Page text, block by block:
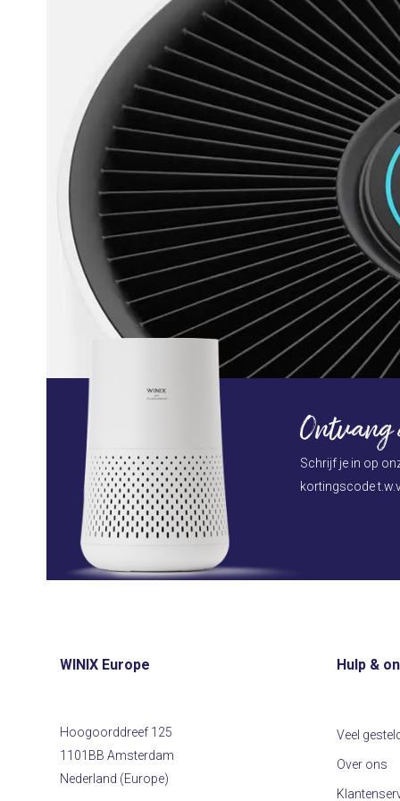
Wat is
Schrijf je in op
kortingscode
WINIX Europe
Hoogoorddreef 125
1101BB Amsterdam
Nederland (Europe)
Hulp &
Veel
Over ons